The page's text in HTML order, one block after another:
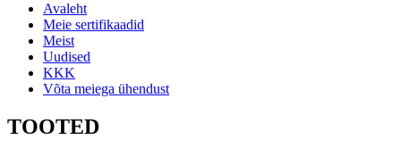
Avaleht
Meie sertifikaadid
Meist
Uudised
KKK
Võta meiega ühendust
TOOTED